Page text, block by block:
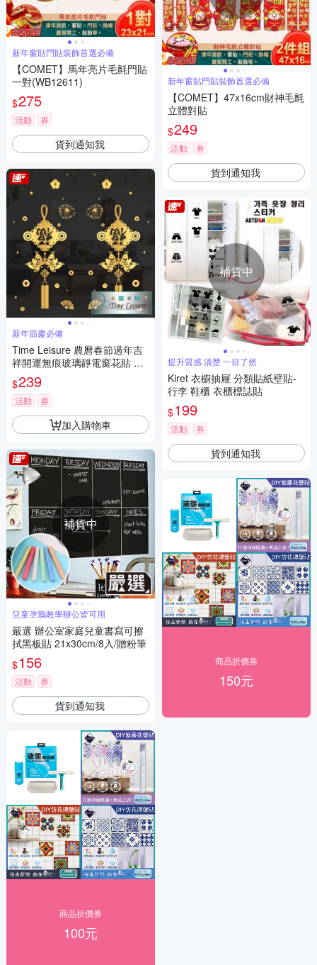
新年窗貼門貼裝飾首選必備
【COMET】馬年亮片毛氈門貼
一對(WB12611)
$275
活動 券
貨到通知我
新年節慶必備
Time Leisure 農曆春節過年吉
祥開運無痕玻璃靜電窗花貼 富
貴金福
$239
活動 券
加入購物車
補貨中
兒童塗鴉教學辦公皆可用
嚴選 辦公室家庭兒童書寫可擦
拭黑板貼 21x30cm/8入/贈粉筆
$156
活動 券
貨到通知我
商品折價券
100元
新年窗貼門貼裝飾首選必備
【COMET】47x16cm財神毛氈
立體對貼
$249
活動 券
貨到通知我
補貨中
提升質感 清楚 一目了然
Kiret 衣櫥抽屜 分類貼紙壁貼-
行李 鞋櫃 衣櫃標誌貼
$199
活動 券
貨到通知我
商品折價券
150元